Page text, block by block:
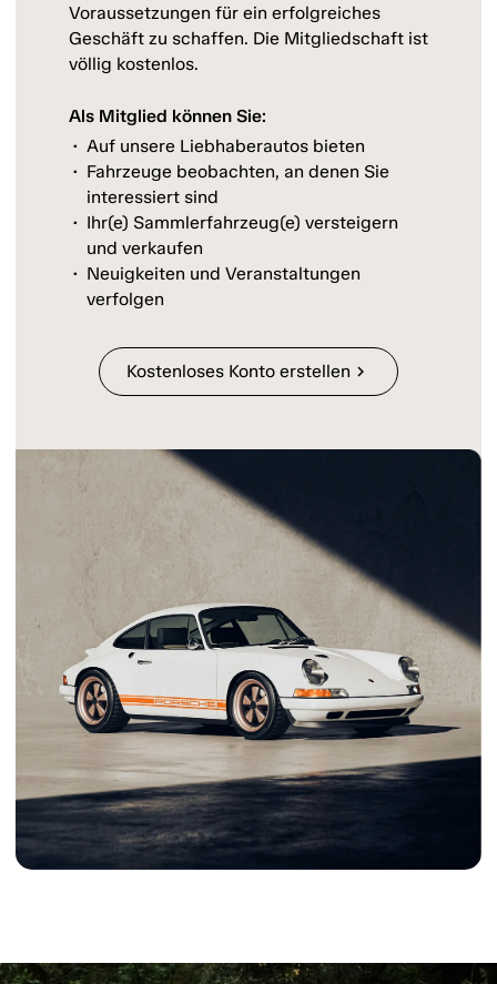
Voraussetzungen für ein erfolgreiches
Geschäft zu schaffen. Die Mitgliedschaft ist
völlig kostenlos.
Als Mitglied können Sie:
Auf unsere Liebhaberautos bieten
Fahrzeuge beobachten, an denen Sie
interessiert sind
Ihr(e) Sammlerfahrzeug(e) versteigern
und verkaufen
Neuigkeiten und Veranstaltungen
verfolgen
Kostenloses Konto erstellen chevron_right